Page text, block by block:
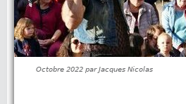
Octobre 2022 par Jacques Nicolas